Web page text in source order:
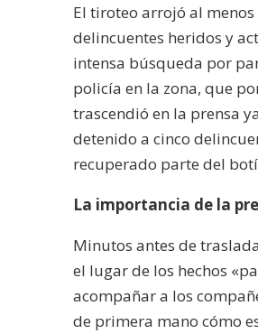
El tiroteo arrojó al menos
delincuentes heridos y
intensa búsqueda por
policía en la zona, que
trascendió en la prensa
detenido a cinco
recuperado parte del
La importancia de la
Minutos antes de
el lugar de los hechos
acompañar a los
de primera mano cómo